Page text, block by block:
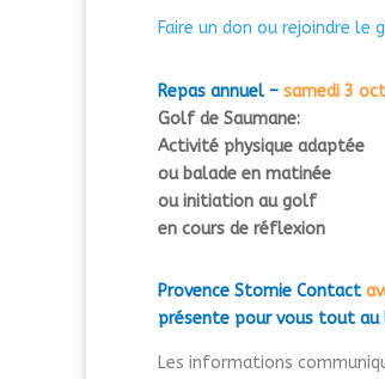
Faire un don ou rejoindre le
Repas annuel – samedi 3
Golf de Saumane:
Activité physique adaptée
ou balade en matinée
ou initiation au golf
en cours de réflexion
Provence Stomie Contact
présente pour vous tout au
Les informations